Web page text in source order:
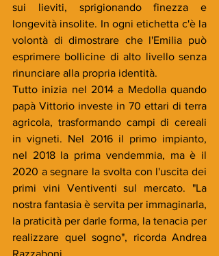
sui lieviti, sprigionando finezza e
longevità insolite. In ogni etichetta c'è la
volontà di dimostrare che l'Emilia può
esprimere bollicine di alto livello senza
rinunciare alla propria identità.
Tutto inizia nel 2014 a Medolla quando
papà Vittorio investe in 70 ettari di terra
agricola, trasformando campi di cereali
in vigneti. Nel 2016 il primo impianto,
nel 2018 la prima vendemmia, ma è il
2020 a segnare la svolta con l'uscita dei
primi vini Ventiventi sul mercato. "La
nostra fantasia è servita per immaginarla,
la praticità per darle forma, la tenacia per
realizzare quel sogno", ricorda Andrea
Razzaboni.